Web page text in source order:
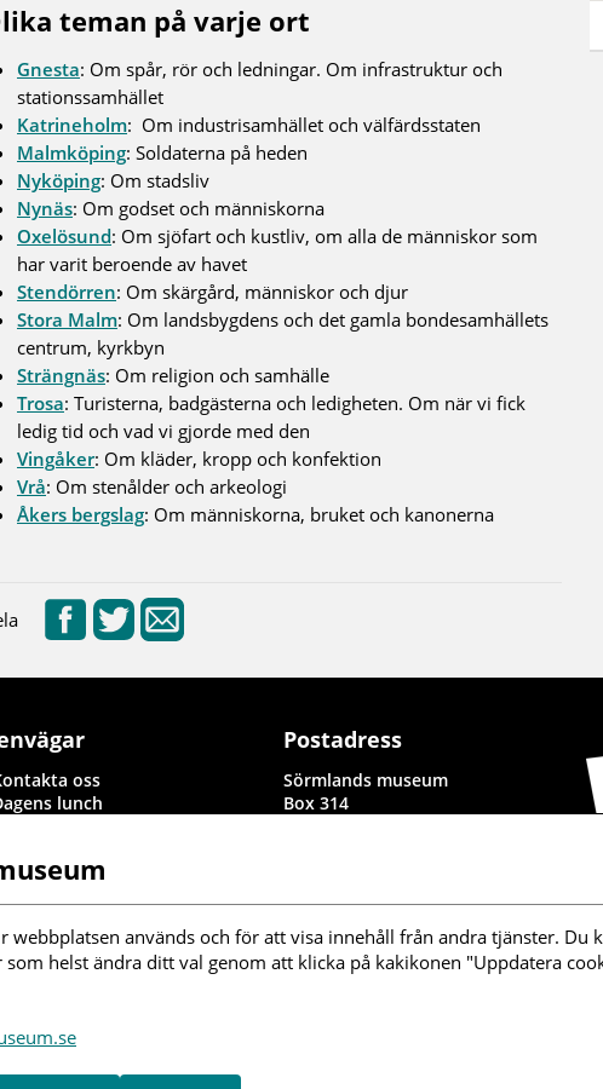
teman på varje ort
Gnesta: Om spår, rör och ledningar. Om infrastruktur och
stationssamhället
Katrineholm: Om industrisamhället och välfärdsstaten
Malmköping: Soldaterna på heden
Nyköping: Om stadsliv
Nynäs: Om godset och människorna
Oxelösund: Om sjöfart och kustliv, om alla de människor som
har varit beroende av havet
Stendörren: Om skärgård, människor och djur
Stora Malm: Om landsbygdens och det gamla bondesamhällets
centrum, kyrkbyn
Strängnäs: Om religion och samhälle
Trosa: Turisterna, badgästerna och ledigheten. Om när vi fick
ledig tid och vad vi gjorde med den
Vingåker: Om kläder, kropp och konfektion
Vrå: Om stenålder och arkeologi
Åkers bergslag: Om människorna, bruket och kanonerna
oss
lunch
om denna
kakor
oss i sociala
Postadress
Sörmlands museum
Box 314
används och för att visa innehåll från andra tjänster. Du
helst ändra ditt val genom att klicka på kakikonen "Uppdatera